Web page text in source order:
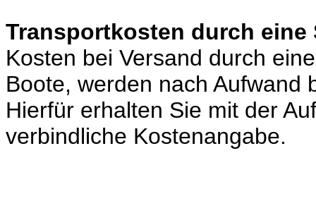
Transportkosten durch eine
Kosten bei Versand durch
Boote, werden nach Aufwand
Hierfür erhalten Sie mit der
verbindliche Kostenangabe.